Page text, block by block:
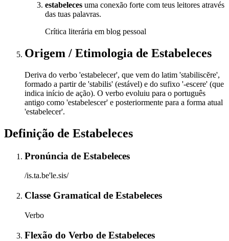
estabeleces uma conexão forte com teus leitores através
das tuas palavras.
Crítica literária em blog pessoal
Origem / Etimologia de Estabeleces
Deriva do verbo 'estabelecer', que vem do latim 'stabiliscĕre',
formado a partir de 'stabilis' (estável) e do sufixo '-escere' (que
indica início de ação). O verbo evoluiu para o português
antigo como 'estabelescer' e posteriormente para a forma atual
'estabelecer'.
Definição de Estabeleces
Pronúncia de Estabeleces
/is.ta.be'le.sis/
Classe Gramatical de Estabeleces
Verbo
Flexão do Verbo de Estabeleces